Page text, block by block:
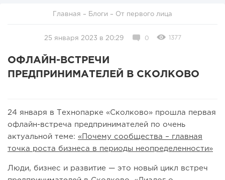
Главная – Блоги – От первого лица
25 января 2023 в 20:29 0 1377
ОФЛАЙН-ВСТРЕЧИ
ПРЕДПРИНИМАТЕЛЕЙ В СКОЛКОВО
24 января в Технопарке «Сколково» прошла первая
офлайн-встреча предпринимателей по очень
актуальной теме: «Почему сообщества – главная
точка роста бизнеса в периоды неопределенности»
Люди, бизнес и развитие — это новый цикл встреч